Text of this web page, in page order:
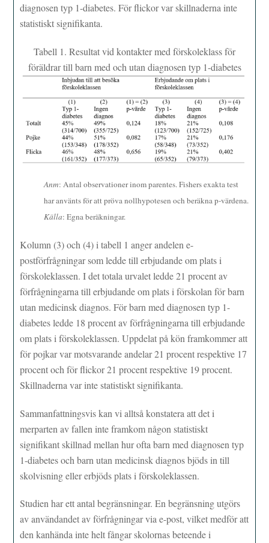
diagnosen typ 1-diabetes. För flickor var skillnaderna inte
statistiskt signifikanta.
Tabell 1. Resultat vid kontakter med förskoleklass för
föräldrar till barn med och utan diagnosen typ 1-diabetes
Anm: Antal observationer inom parentes. Fishers exakta test
har använts för att pröva nollhypotesen och beräkna p-värdena.
Källa: Egna beräkningar.
Kolumn (3) och (4) i tabell 1 anger andelen e-
postförfrågningar som ledde till erbjudande om plats i
förskoleklassen. I det totala urvalet ledde 21 procent av
förfrågningarna till erbjudande om plats i förskolan för barn
utan medicinsk diagnos. För barn med diagnosen typ 1-
diabetes ledde 18 procent av förfrågningarna till erbjudande
om plats i förskoleklassen. Uppdelat på kön framkommer att
för pojkar var motsvarande andelar 21 procent respektive 17
procent och för flickor 21 procent respektive 19 procent.
Skillnaderna var inte statistiskt signifikanta.
Sammanfattningsvis kan vi alltså konstatera att det i
merparten av fallen inte framkom någon statistiskt
signifikant skillnad mellan hur ofta barn med diagnosen typ
1-diabetes och barn utan medicinsk diagnos bjöds in till
skolvisning eller erbjöds plats i förskoleklassen.
Studien har ett antal begränsningar. En begränsning utgörs
av användandet av förfrågningar via e-post, vilket medför att
den kanhända inte helt fångar skolornas beteende i